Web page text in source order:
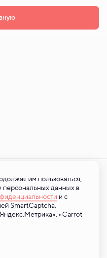
на сайте материалы
представленная на
характер и ни при
офертой, определяемой
им пользоваться,
персональных данных в
и с
SmartCaptcha,
«Carrot